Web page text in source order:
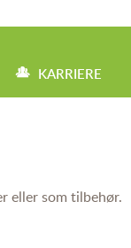
KARRIERE
eller som tilbehør.